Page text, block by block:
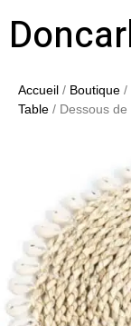
Accueil / Boutique /
Table / Dessous